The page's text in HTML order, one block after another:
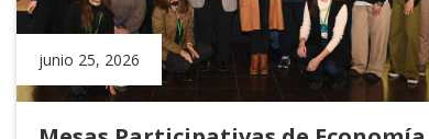
junio 25, 2026